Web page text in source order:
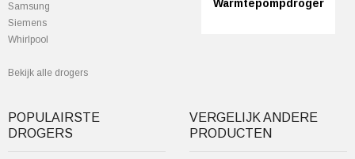
Samsung
Siemens
Whirlpool
Bekijk alle drogers
Warmtepompdroger
POPULAIRSTE
DROGERS
VERGELIJK ANDERE
PRODUCTEN